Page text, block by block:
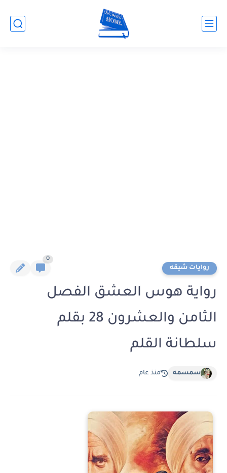
روايات شيقه
0
رواية هوس العشق الفصل
الثامن والعشرون 28 بقلم
سلطانة القلم
سمسمه منذ عام